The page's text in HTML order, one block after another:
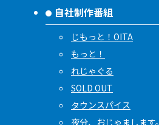
自社制作番組
じもっと！OITA
もっと！
れじゃぐる
SOLD OUT
タウンスパイス
夜分、おじゃまします。